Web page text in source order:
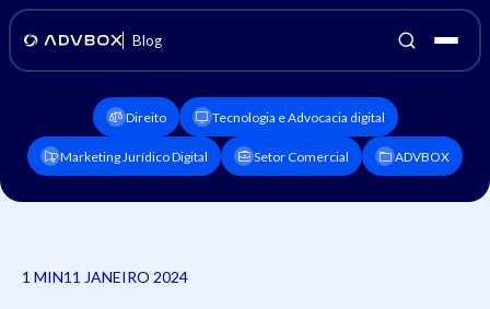
Blog
Direito Tecnologia e Advocacia digital
Marketing Jurídico Digital Setor Comercial ADVBOX
1 MIN11 JANEIRO 2024